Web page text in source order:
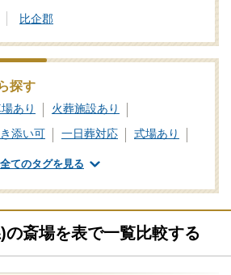
比企郡
探す
あり
火葬施設あり
添い可 一日葬対応
式場あり
全てのタグを見る
斎場を表で一覧比較する